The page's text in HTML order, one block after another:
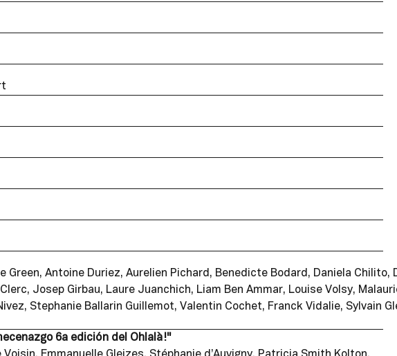
Green, Antoine Duriez, Aurelien Pichard, Benedicte Bodard, Daniela Chilito,
Josep Girbau, Laure Juanchich, Liam Ben Ammar, Louise Volsy,
Stephanie Ballarin Guillemot, Valentin Cochet, Franck Vidalie, Sylvain
6a edición del Ohlalà!"